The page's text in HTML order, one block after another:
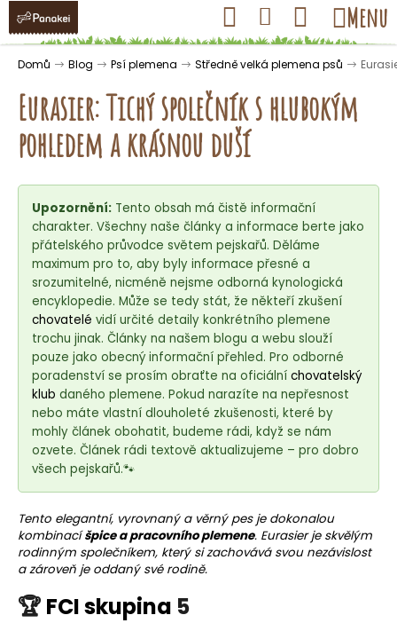
Přejít
obsah
Hledat Přihlášení
Nákupní
košík
Menu
Domů Blog Psí plemena Středně velká plemena psů
Eurasier: Tichý společník s hlubokým
pohledem a krásnou duší
Upozornění: Tento obsah má čistě informační
charakter. Všechny naše články a informace berte jako
přátelského průvodce světem pejskařů. Děláme
maximum pro to, aby byly informace přesné a
srozumitelné, nicméně nejsme odborná kynologická
encyklopedie. Může se tedy stát, že někteří zkušení
chovatelé vidí určité detaily konkrétního plemene
trochu jinak. Články na našem blogu a webu slouží
pouze jako obecný informační přehled. Pro odborné
poradenství se prosím obraťte na oficiální chovatelský
klub daného plemene. Pokud narazíte na nepřesnost
nebo máte vlastní dlouholeté zkušenosti, které by
mohly článek obohatit, budeme rádi, když se nám
ozvete. Článek rádi textově aktualizujeme – pro dobro
všech pejskařů.🐾
Tento elegantní, vyrovnaný a věrný pes je dokonalou
kombinacíšpice a pracovního plemene. Eurasier je skvělým
rodinným společníkem, který si zachovává svou nezávislost
a zároveň je oddaný své rodině.
🏆 FCI skupina 5
K
o Zpět
Zpět
o
a
j
í
t
?